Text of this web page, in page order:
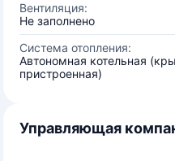
Вентиляция:
Не заполнено
Система отопления:
Автономная котельная
пристроенная)
Управляющая